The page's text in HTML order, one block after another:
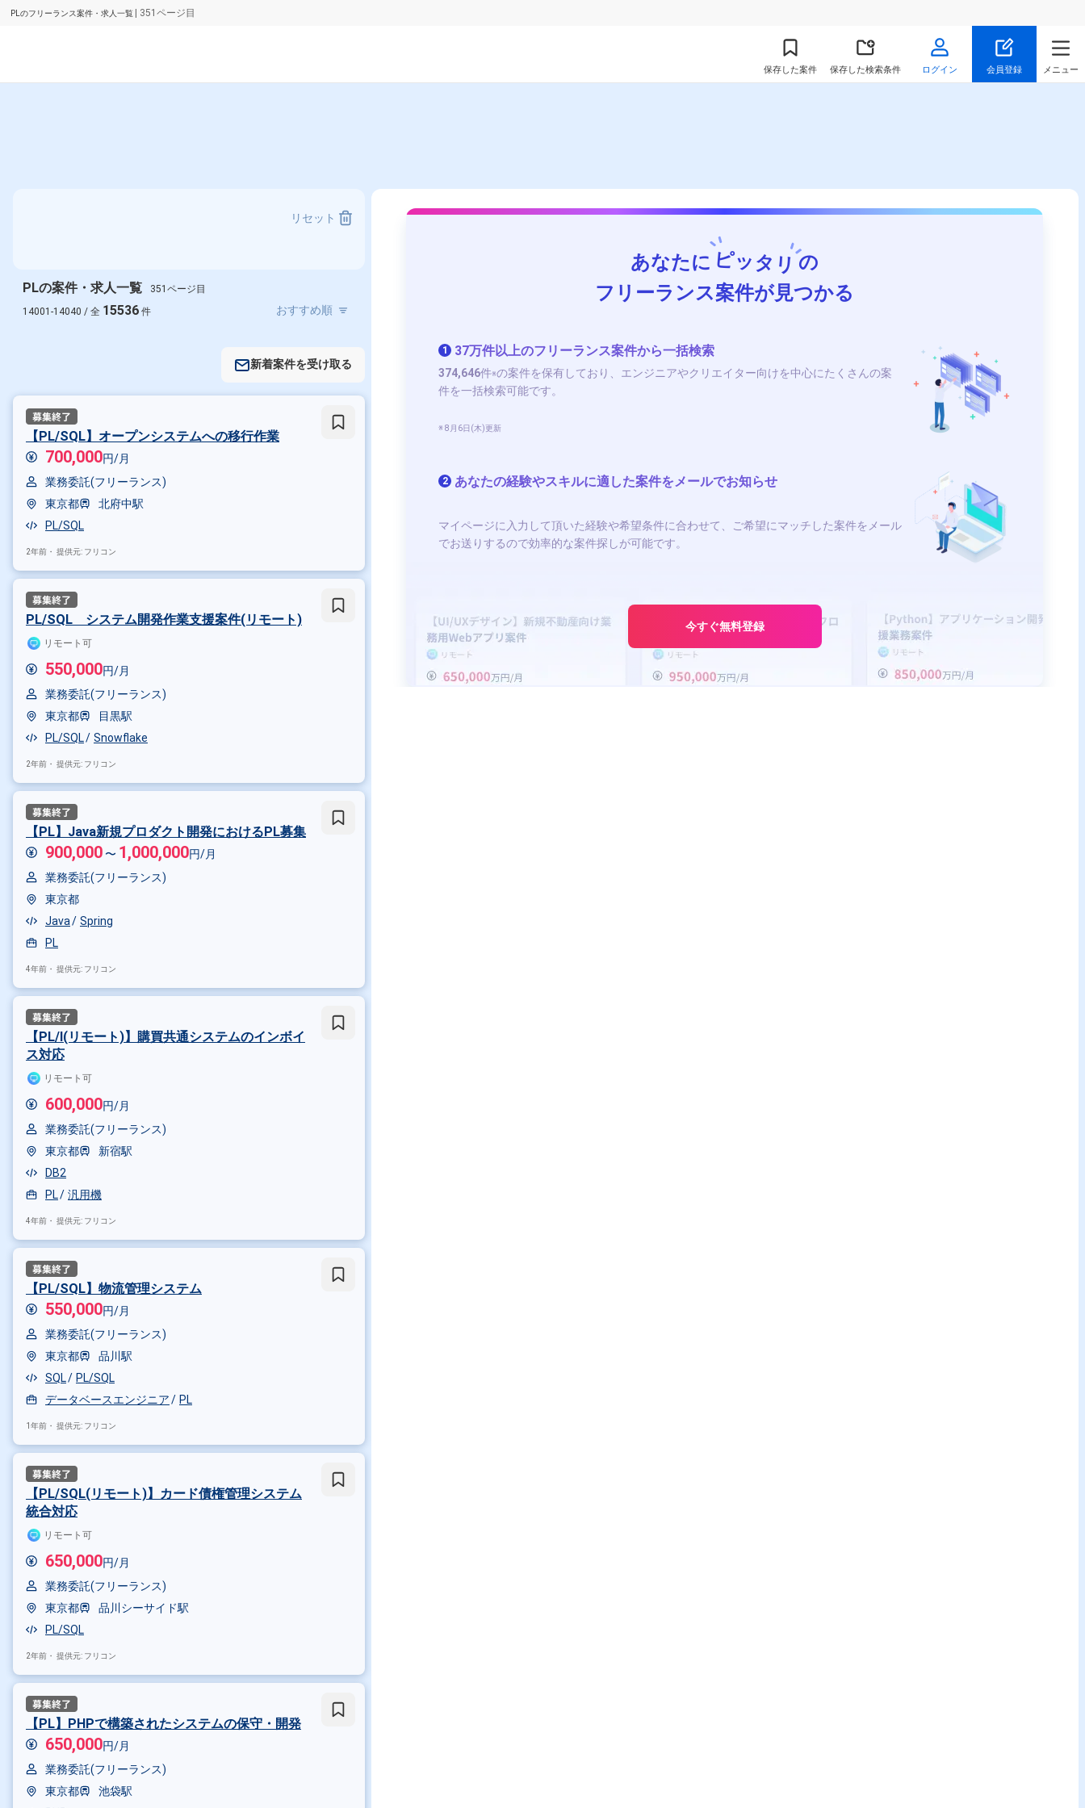
PLのフリーランス案件・求人一覧 | 351ページ目
保存した案件 保存した検索条件 ログイン 会員登録 メニュー
リセット
PLの案件・求人一覧
351ページ目
14001-14040 / 全 15536 件
新着案件を受け取る
【PL/SQL】オープンシステムへの移行作業
700,000円/月
業務委託(フリーランス)
東京都
北府中駅
PL/SQL
2年前・ 提供元: フリコン
PL/SQL システム開発作業支援案件(リモート)
リモート可
550,000円/月
業務委託(フリーランス)
東京都
目黒駅
PL/SQL
Snowflake
2年前・ 提供元: フリコン
【PL】Java新規プロダクト開発におけるPL募集
900,000 〜 1,000,000円/月
業務委託(フリーランス)
東京都
Java
Spring
PL
4年前・ 提供元: フリコン
【PL/l(リモート)】購買共通システムのインボイ
ス対応
リモート可
600,000円/月
業務委託(フリーランス)
東京都
新宿駅
DB2
PL
汎用機
4年前・ 提供元: フリコン
【PL/SQL】物流管理システム
550,000円/月
業務委託(フリーランス)
東京都
品川駅
SQL
PL/SQL
データベースエンジニア
PL
1年前・ 提供元: フリコン
【PL/SQL(リモート)】カード債権管理システム
統合対応
リモート可
650,000円/月
業務委託(フリーランス)
東京都
品川シーサイド駅
PL/SQL
2年前・ 提供元: フリコン
【PL】PHPで構築されたシステムの保守・開発
650,000円/月
業務委託(フリーランス)
東京都
池袋駅
あなたに ピッタリの
フリーランス案件が見つかる
1 37万件以上のフリーランス案件から一括検索
374,646件※の案件を保有しており、エンジニアやクリエイター向けを中心にたくさんの案
件を一括検索可能です。
※ 8月6日(木)更新
2 あなたの経験やスキルに適した案件をメールでお知らせ
マイページに入力して頂いた経験や希望条件に合わせて、ご希望にマッチした案件をメール
でお送りするので効率的な案件探しが可能です。
今すぐ無料登録